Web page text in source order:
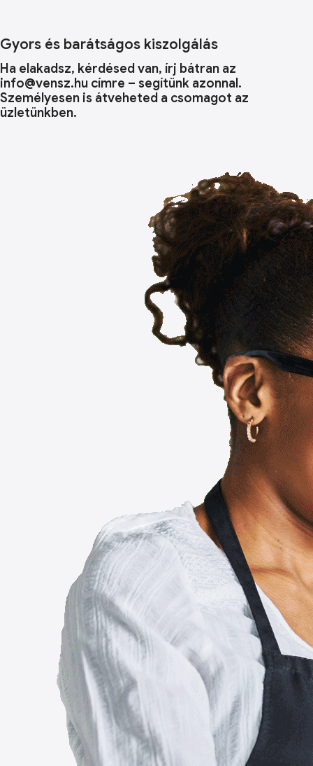
Gyors és barátságos kiszolgálás
Ha elakadsz, kérdésed van, írj bátran az
info@vensz.hu címre – segítünk azonnal.
Személyesen is átveheted a csomagot az
üzletünkben.